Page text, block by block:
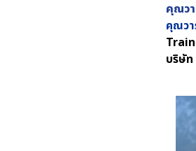
คุณว
คุณว
บริษัท